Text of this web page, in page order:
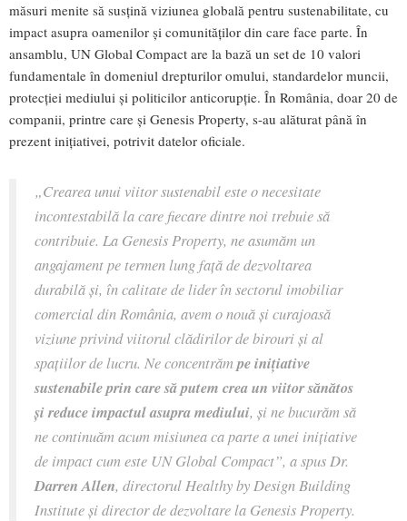
măsuri menite să susțină viziunea globală pentru sustenabilitate, cu
impact asupra oamenilor și comunităților din care face parte. În
ansamblu, UN Global Compact are la bază un set de 10 valori
fundamentale în domeniul drepturilor omului, standardelor muncii,
protecției mediului și politicilor anticorupție. În România, doar 20 de
companii, printre care și Genesis Property, s-au alăturat până în
prezent inițiativei, potrivit datelor oficiale.
„Crearea unui viitor sustenabil este o necesitate
incontestabilă la care fiecare dintre noi trebuie să
contribuie. La Genesis Property, ne asumăm un
angajament pe termen lung față de dezvoltarea
durabilă și, în calitate de lider în sectorul imobiliar
comercial din România, avem o nouă și curajoasă
viziune privind viitorul clădirilor de birouri și al
spațiilor de lucru. Ne concentrămpe inițiative
sustenabile prin care să putem crea un viitor sănătos
și reduce impactul asupra mediului, și ne bucurăm să
ne continuăm acum misiunea ca parte a unei inițiative
de impact cum este UN Global Compact”, a spus Dr.
Darren Allen, directorul Healthy by Design Building
Institute și director de dezvoltare la Genesis Property.